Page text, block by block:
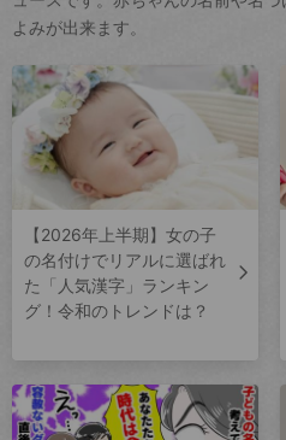
よみが出来ます。
【2026年上半期】女の子
の名付けでリアルに選ばれ
た「人気漢字」ランキン
グ！令和のトレンドは？